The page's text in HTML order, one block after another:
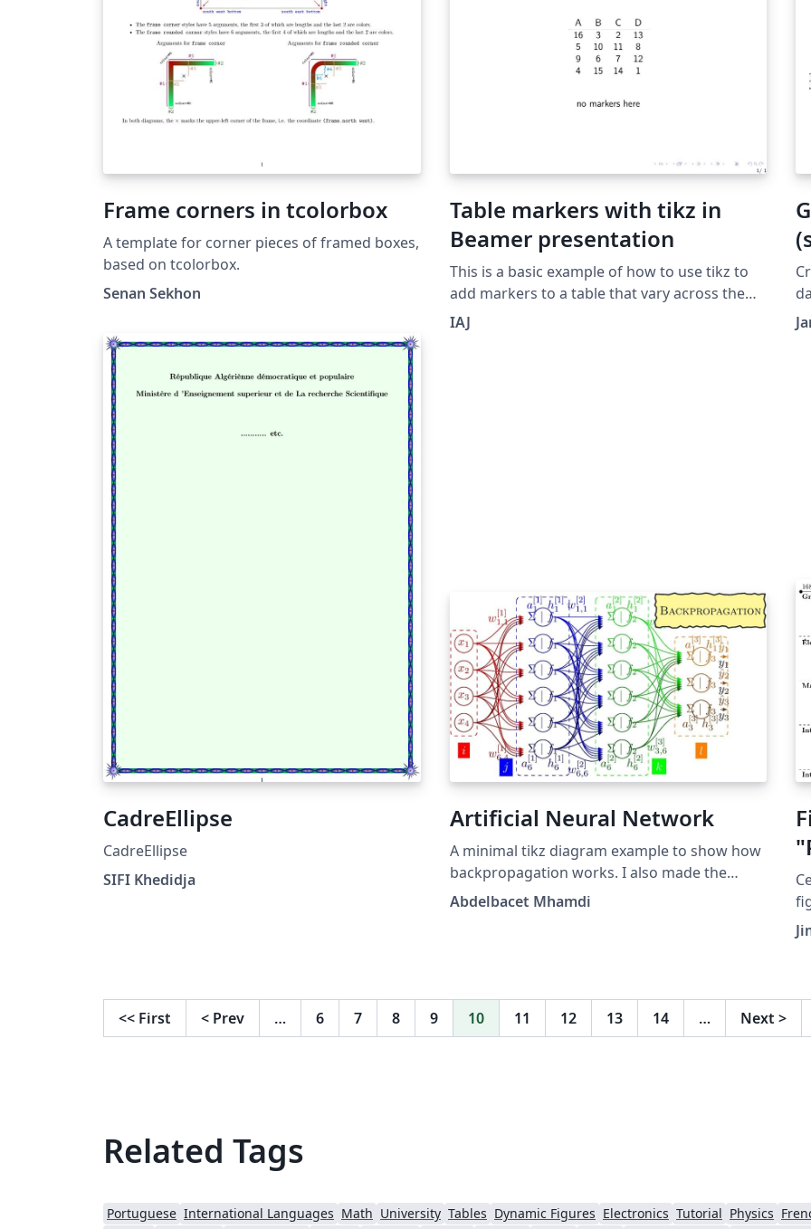
Frame corners in tcolorbox
A template for corner pieces of framed boxes,
based on tcolorbox.
Senan Sekhon
Table markers with tikz in
Beamer presentation
This is a basic example of how to use tikz to
add markers to a table that vary across the
different sliedes of a frame.
IAJ
CadreEllipse
CadreEllipse
SIFI Khedidja
Artificial Neural Network
A minimal tikz diagram example to show how
backpropagation works. I also made the
computation details available at
(https://github.com/a-
mhamdi/Illustrations_Portfolio)
Abdelbacet Mhamdi
<< First < Prev … 6 7 8 9 10 11 12 13 14 … Next >
Related Tags
Portuguese International Languages Math University Tables Dynamic Figures Electronics Tutorial Physics